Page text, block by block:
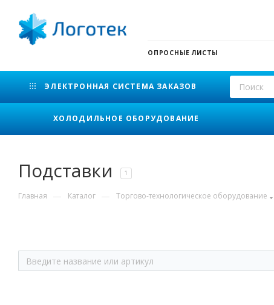
ОПРОСНЫЕ ЛИСТЫ
ЭЛЕКТРОННАЯ СИСТЕМА ЗАКАЗОВ
ХОЛОДИЛЬНОЕ ОБОРУДОВАНИЕ
Подставки 1
Главная — Каталог — Торгово-технологическое оборудование